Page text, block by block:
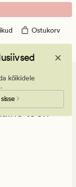
Ostukorv
kõikidele
arvustust
hinnanguga
4.5
4.5
toon -